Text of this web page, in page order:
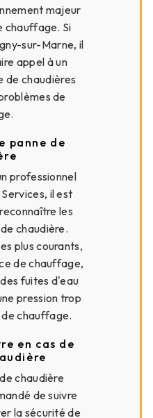
majeur
chauffage. Si
sur-Marne, il
appel à un
de chaudières
de
panne de
professionnel
il est
les
chaudière.
plus courants,
de chauffage,
fuites d'eau
pression trop
chauffage.
en cas de
chaudière
de suivre
la sécurité de